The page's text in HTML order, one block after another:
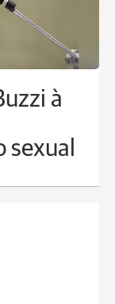
à
sexual